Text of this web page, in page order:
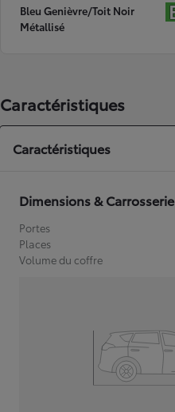
Bleu Genièvre/Toit Noir
Métallisé
Caractéristiques
Caractéristiques
Dimensions & Carrosserie
Portes
Places
Volume du coffre